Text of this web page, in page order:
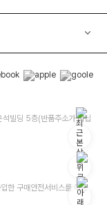
빌딩 5층(반품주소가 아닙
한 구매안전서비스를 이용